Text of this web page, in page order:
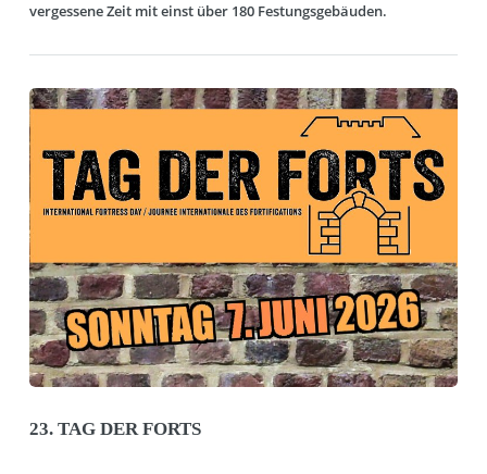
vergessene Zeit mit einst über 180 Festungsgebäuden.
23. TAG DER FORTS